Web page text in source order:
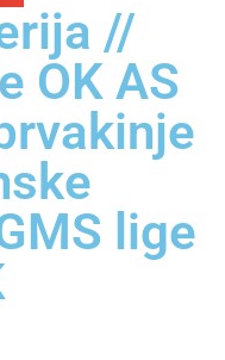
//
OK AS
lige